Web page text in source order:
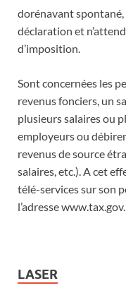
dorénavant
déclaration et
d’imposition.
Sont concernées les
revenus fonciers, un
plusieurs salaires ou
employeurs ou
revenus de source
salaires, etc.). A cet
télé-services sur son
l’adresse
LASER